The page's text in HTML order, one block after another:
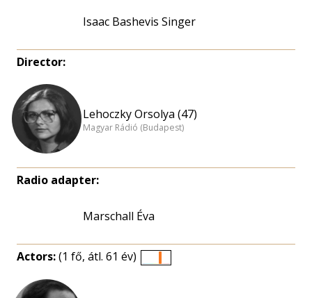
Isaac Bashevis Singer
Director:
Lehoczky Orsolya (47)
Magyar Rádió (Budapest)
Radio adapter:
Marschall Éva
Actors:(1 fő, átl. 61 év)